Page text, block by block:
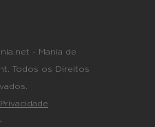
- Mania de
Todos os Direitos
-